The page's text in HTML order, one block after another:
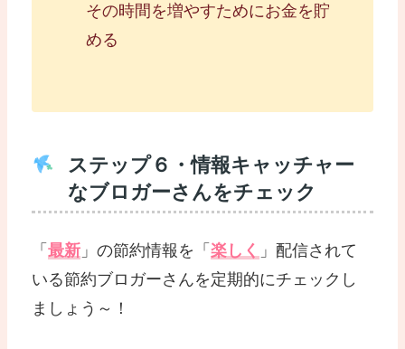
その時間を増やすためにお金を貯
める
ステップ６・情報キャッチャー
なブロガーさんをチェック
「最新 」の節約情報を「楽しく 」配信されて
いる節約ブロガーさんを定期的にチェックし
ましょう～！